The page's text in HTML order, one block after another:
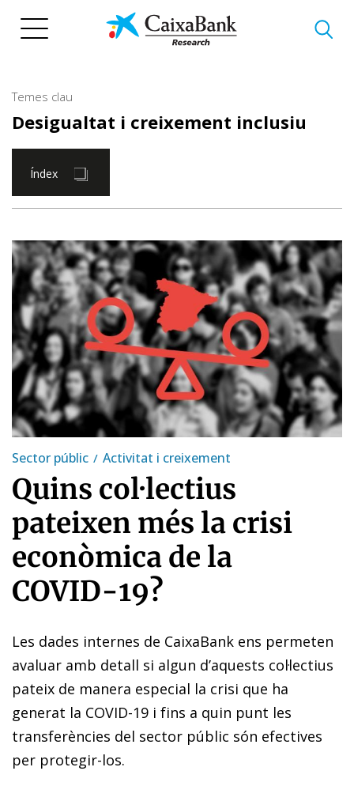
Temes clau
Desigualtat i creixement inclusiu
Índex
Sector públic Activitat i creixement
Quins col·lectius
pateixen més la crisi
econòmica de la
COVID-19?
Les dades internes de CaixaBank ens permeten
avaluar amb detall si algun d’aquests col·lectius
pateix de manera especial la crisi que ha
generat la COVID-19 i fins a quin punt les
transferències del sector públic són efectives
per protegir-los.